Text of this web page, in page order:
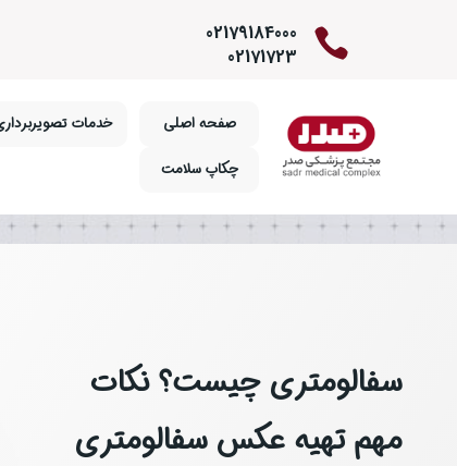

02179184000
02171723
صفحه اصلی خدمات
چکاپ سلامت
سفالومتری چیست؟ نکات
مهم تهیه عکس سفالومتری